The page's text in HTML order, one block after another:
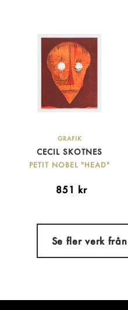
GRAFIK
CECIL SKOTNES
PETIT NOBEL "HEAD"
851 kr
Se fler verk